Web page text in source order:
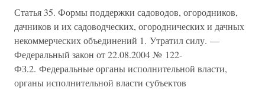
Статья 35. Формы поддержки садоводов, огородников,
дачников и их садоводческих, огороднических и дачных
некоммерческих объединений 1. Утратил силу. —
Федеральный закон от 22.08.2004 № 122-
ФЗ.2. Федеральные органы исполнительной власти,
органы исполнительной власти субъектов